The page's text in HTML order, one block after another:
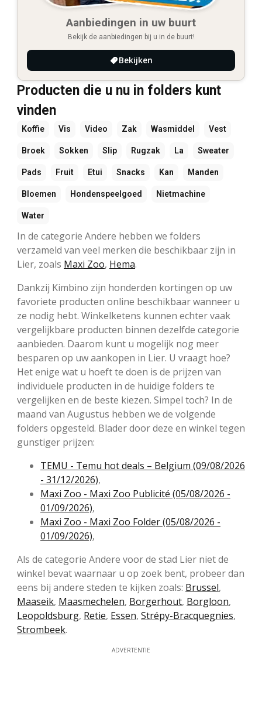
Aanbiedingen in uw buurt
Bekijk de aanbiedingen bij u in de buurt!
Bekijken
Producten die u nu in folders kunt
vinden
Koffie Vis Video Zak Wasmiddel Vest
Broek Sokken Slip Rugzak La Sweater
Pads Fruit Etui Snacks Kan Manden
Bloemen Hondenspeelgoed Nietmachine
Water
In de categorie Andere hebben we folders
verzameld van veel merken die beschikbaar zijn in
Lier, zoals Maxi Zoo, Hema.
Dankzij Kimbino zijn honderden kortingen op uw
favoriete producten online beschikbaar wanneer u
ze nodig hebt. Winkelketens kunnen echter vaak
vergelijkbare producten binnen dezelfde categorie
aanbieden. Daarom kunt u mogelijk nog meer
besparen op uw aankopen in Lier. U vraagt hoe?
Het enige wat u hoeft te doen is de prijzen van
individuele producten in de huidige folders te
vergelijken en de beste kiezen. Simpel toch? In de
maand van Augustus hebben we de volgende
folders opgesteld. Blader door deze en winkel tegen
gunstiger prijzen:
TEMU - Temu hot deals – Belgium (09/08/2026
- 31/12/2026),
Maxi Zoo - Maxi Zoo Publicité (05/08/2026 -
01/09/2026),
Maxi Zoo - Maxi Zoo Folder (05/08/2026 -
01/09/2026),
Als de categorie Andere voor de stad Lier niet de
winkel bevat waarnaar u op zoek bent, probeer dan
eens bij andere steden te kijken zoals: Brussel,
Maaseik, Maasmechelen, Borgerhout, Borgloon,
Leopoldsburg, Retie, Essen, Strépy-Bracquegnies,
Strombeek.
ADVERTENTIE